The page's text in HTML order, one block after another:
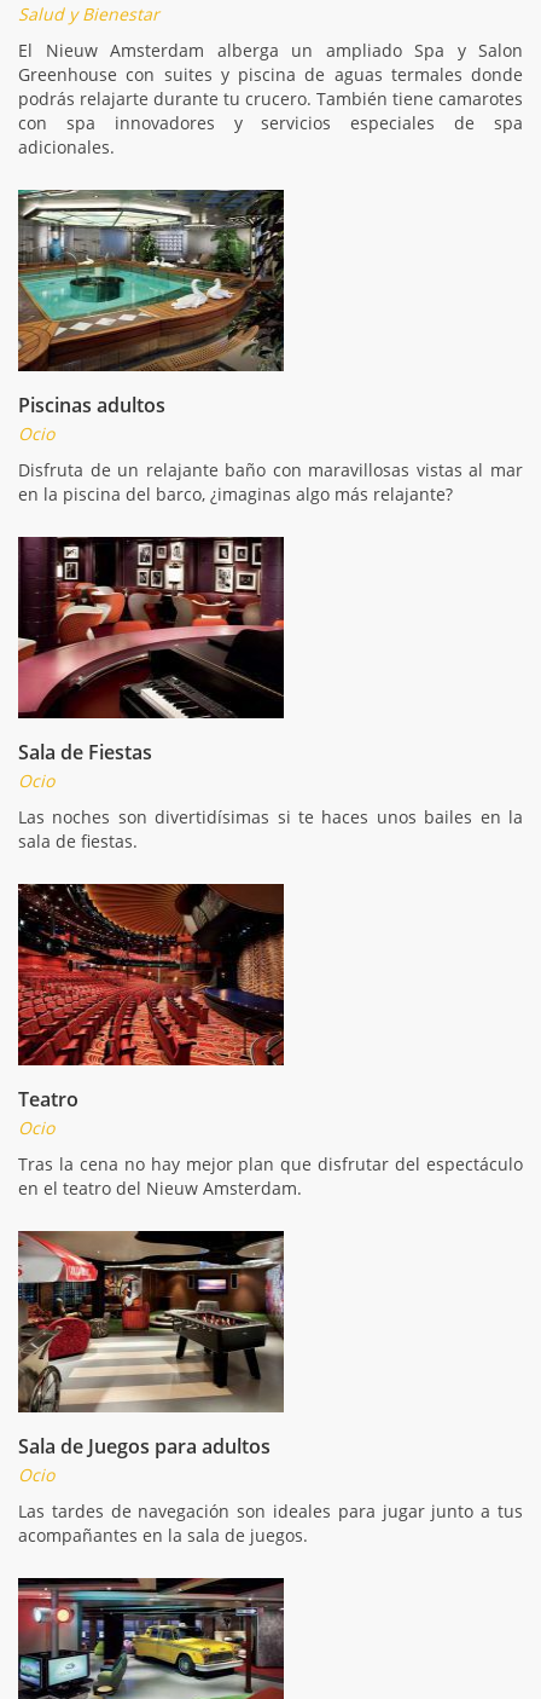
Salud y Bienestar
El Nieuw Amsterdam alberga un ampliado Spa y Salon
Greenhouse con suites y piscina de aguas termales donde
podrás relajarte durante tu crucero. También tiene camarotes
con spa innovadores y servicios especiales de spa
adicionales.
Piscinas adultos
Ocio
Disfruta de un relajante baño con maravillosas vistas al mar
en la piscina del barco, ¿imaginas algo más relajante?
Sala de Fiestas
Ocio
Las noches son divertidísimas si te haces unos bailes en la
sala de fiestas.
Teatro
Ocio
Tras la cena no hay mejor plan que disfrutar del espectáculo
en el teatro del Nieuw Amsterdam.
Sala de Juegos para adultos
Ocio
Las tardes de navegación son ideales para jugar junto a tus
acompañantes en la sala de juegos.